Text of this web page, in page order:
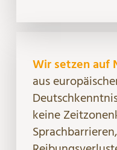
Wir setzen auf
aus
keine